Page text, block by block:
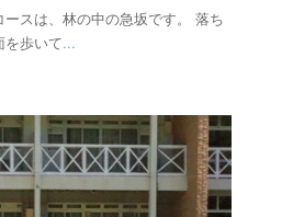
スは、林の中の急坂です。 落ち
を歩いて...